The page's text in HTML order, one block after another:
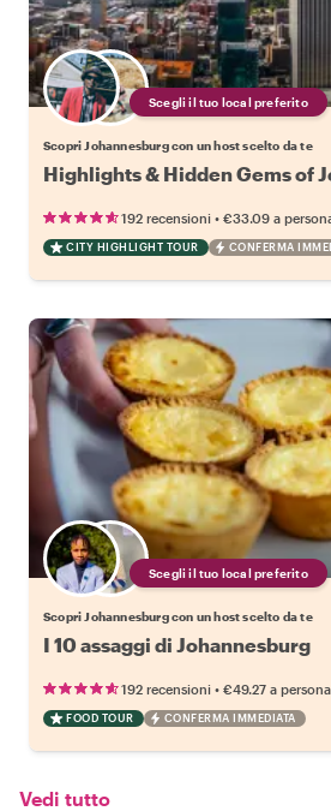
Scegli il tuo local preferito
Scopri Johannesburg con un host scelto da te
Highlights & Hidden Gems of
192 recensioni • €33.09 a
CITY HIGHLIGHT TOUR CONFERMA
Scegli il tuo local preferito
Scopri Johannesburg con un host scelto da te
I 10 assaggi di Johannesburg
192 recensioni • €49.27 a persona
FOOD TOUR CONFERMA IMMEDIATA
Vedi tutto